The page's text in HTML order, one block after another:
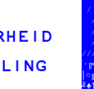
affiches         /
cartes postales  /
posters          /
/
│─╔□╚♠╝♣†